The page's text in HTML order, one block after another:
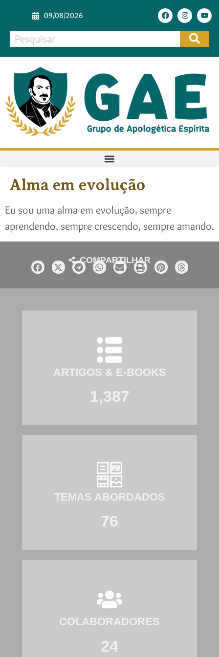
09/08/2026
Alma em evolução
Eu sou uma alma em evolução, sempre
aprendendo, sempre crescendo, sempre amando.
COMPARTILHAR
ARTIGOS & E-BOOKS
1,387
TEMAS ABORDADOS
76
COLABORADORES
24